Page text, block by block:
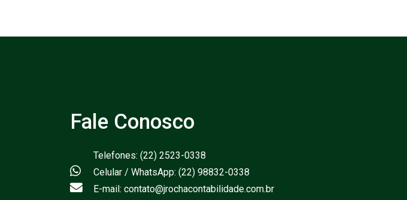
Fale Conosco
Telefones: (22) 2523-0338
Celular / WhatsApp: (22) 98832-0338
E-mail: contato@jrochacontabilidade.com.br